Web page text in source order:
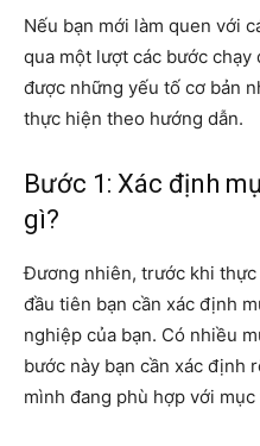
Nếu bạn mới làm quen với
qua một lượt các bước chạy
được những yếu tố cơ bản
thực hiện theo hướng dẫn.
Bước 1: Xác định
gì?
Đương nhiên, trước khi
đầu tiên bạn cần xác định
nghiệp của bạn. Có nhiều
bước này bạn cần xác định
mình đang phù hợp với mục